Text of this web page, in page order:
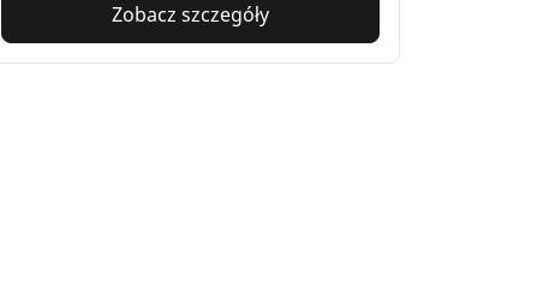
Zobacz szczegóły